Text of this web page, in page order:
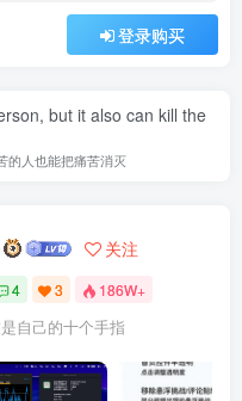
登录购买
but it also can kill the
的人也能把痛苦消灭
关注
4 3 186W+
自己的十个手指